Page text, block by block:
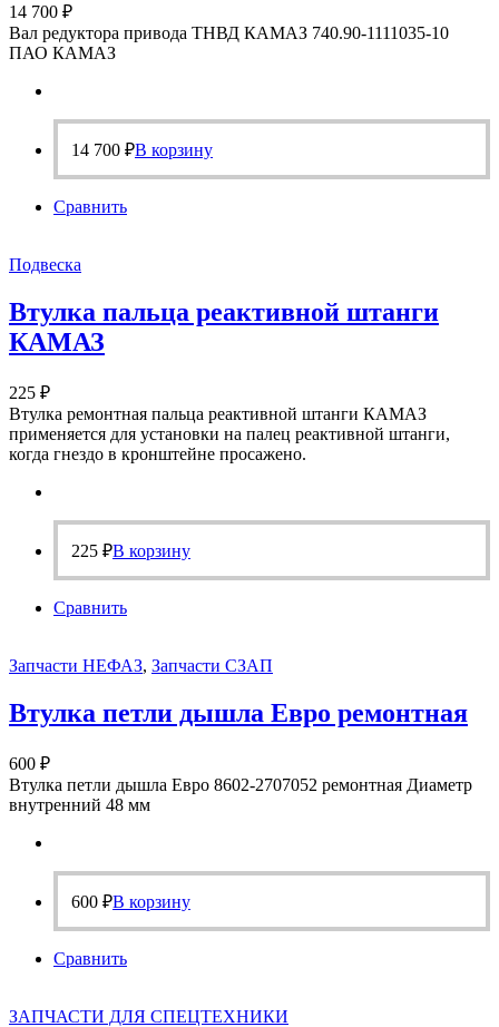
14 700 ₽
Вал редуктора привода ТНВД КАМАЗ 740.90-1111035-10
ПАО КАМАЗ
14 700 ₽В корзину
Сравнить
Подвеска
Втулка пальца реактивной штанги
КАМАЗ
225 ₽
Втулка ремонтная пальца реактивной штанги КАМАЗ
применяется для установки на палец реактивной штанги,
когда гнездо в кронштейне просажено.
225 ₽В корзину
Сравнить
Запчасти НЕФАЗ, Запчасти СЗАП
Втулка петли дышла Евро ремонтная
600 ₽
Втулка петли дышла Евро 8602-2707052 ремонтная Диаметр
внутренний 48 мм
600 ₽В корзину
Сравнить
ЗАПЧАСТИ ДЛЯ СПЕЦТЕХНИКИ